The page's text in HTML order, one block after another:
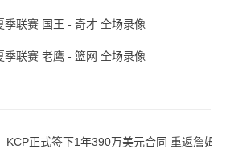
季联赛 国王 - 奇才 全场录像
季联赛 老鹰 - 篮网 全场录像
KCP正式签下1年390万美元合同 重返詹姆斯